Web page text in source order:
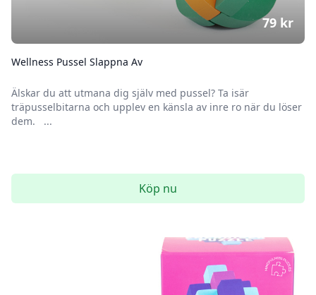
Wellness Pussel Slappna Av
Älskar du att utmana dig själv med pussel? Ta isär
träpusselbitarna och upplev en känsla av inre ro när du löser
dem. ...
79 kr
Köp nu